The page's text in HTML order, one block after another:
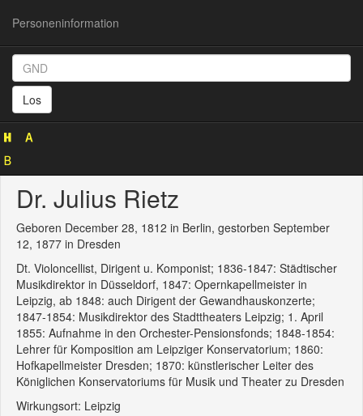
Personeninformation
Los
Personeninformation
101365632)
Dr. Julius Rietz
Geboren December 28, 1812 in Berlin, gestorben September
12, 1877 in Dresden
Dt. Violoncellist, Dirigent u. Komponist; 1836-1847: Städtischer
Musikdirektor in Düsseldorf, 1847: Opernkapellmeister in
Leipzig, ab 1848: auch Dirigent der Gewandhauskonzerte;
1847-1854: Musikdirektor des Stadttheaters Leipzig; 1. April
1855: Aufnahme in den Orchester-Pensionsfonds; 1848-1854:
Lehrer für Komposition am Leipziger Konservatorium; 1860:
Hofkapellmeister Dresden; 1870: künstlerischer Leiter des
Königlichen Konservatoriums für Musik und Theater zu Dresden
Wirkungsort: Leipzig